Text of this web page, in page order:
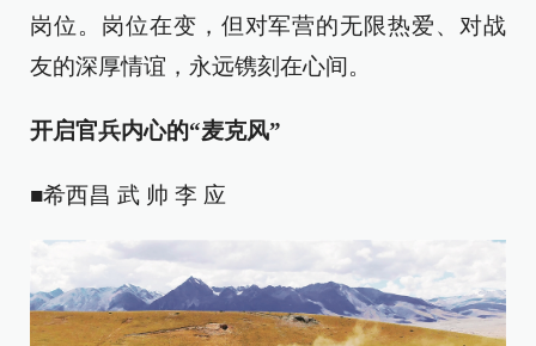
岗位。岗位在变，但对军营的无限热爱、对战
友的深厚情谊，永远镌刻在心间。
开启官兵内心的“麦克风”
■希西昌 武 帅 李 应